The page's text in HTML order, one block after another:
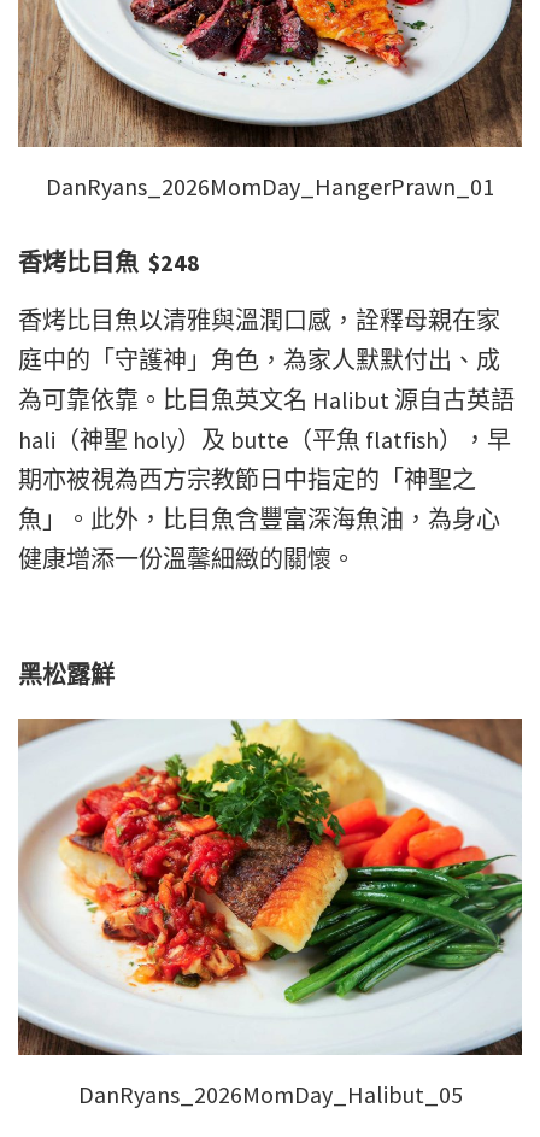
DanRyans_2026MomDay_HangerPrawn_01
香烤比目魚 $248
香烤比目魚以清雅與溫潤口感，詮釋母親在家
庭中的「守護神」角色，為家人默默付出、成
為可靠依靠。比目魚英文名 Halibut 源自古英語
hali（神聖 holy）及 butte（平魚 flatfish），早
期亦被視為西方宗教節日中指定的「神聖之
魚」。此外，比目魚含豐富深海魚油，為身心
健康增添一份溫馨細緻的關懷。
黑松露鮮
DanRyans_2026MomDay_Halibut_05